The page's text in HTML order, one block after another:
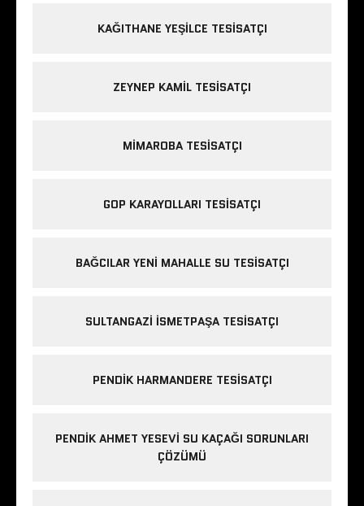
KAĞITHANE YEŞILCE TESISATÇI
ZEYNEP KAMIL TESISATÇI
MIMAROBA TESISATÇI
GOP KARAYOLLARI TESISATÇI
BAĞCILAR YENI MAHALLE SU TESISATÇI
SULTANGAZI ISMETPAŞA TESISATÇI
PENDIK HARMANDERE TESISATÇI
PENDIK AHMET YESEVI SU KAÇAĞI SORUNLARI
ÇÖZÜMÜ